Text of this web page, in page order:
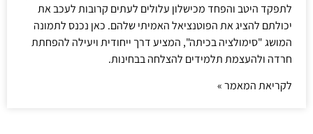
לתפקד היטב והפחד מכישלון עלולים לעתים קרובות לעכב את
יכולתם להציג את הפוטנציאל האמיתי שלהם. כאן נכנס לתמונה
המושג "סימולציה בכיתה", המציע דרך ייחודית ויעילה להפחתת
חרדה ולהעצמת תלמידים להצלחה בבחינות.
לקריאת המאמר »